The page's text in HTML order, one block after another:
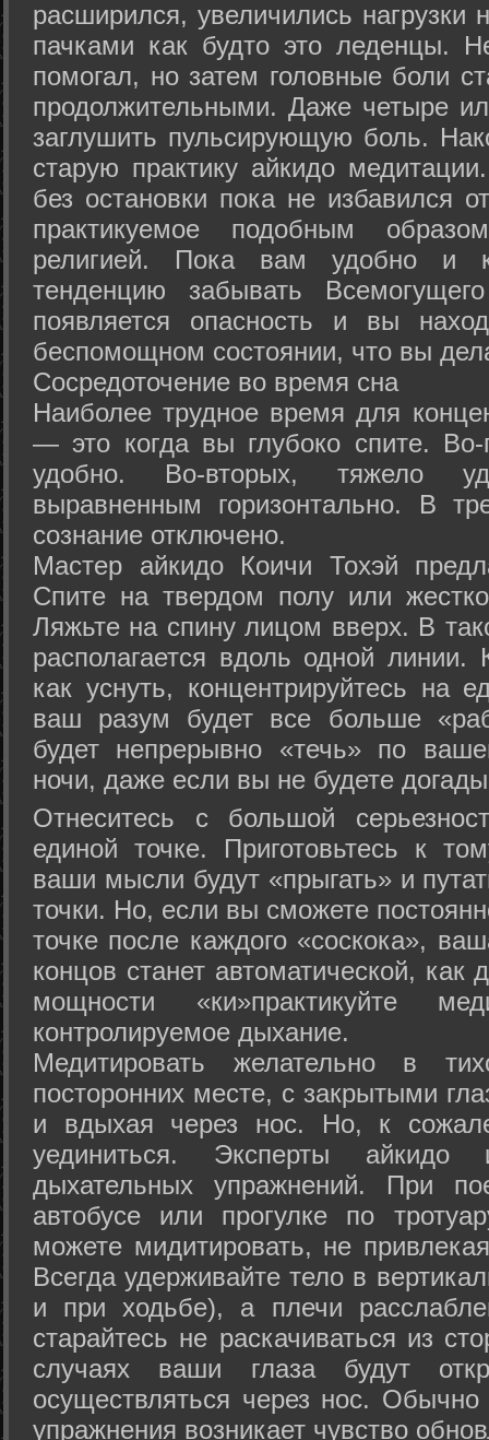
расширился, увеличились нагрузки
пачками как будто это леденцы.
помогал, но затем головные боли
продолжительными. Даже четыре
заглушить пульсирующую боль.
старую практику айкидо
без остановки пока не избавился
практикуемое подобным
религией. Пока вам удобно и
тенденцию забывать
появляется опасность и вы
беспомощном состоянии, что вы
Сосредоточение во время сна
Наиболее трудное время для
— это когда вы глубоко спите.
удобно. Во-вторых, тяжело
выравненным горизонтально. В
сознание отключено.
Мастер айкидо Коичи Тохэй
Спите на твердом полу или
Ляжьте на спину лицом вверх. В
располагается вдоль одной
как уснуть, концентрируйтесь на
ваш разум будет все больше
будет непрерывно «течь» по
ночи, даже если вы не будете
Отнеситесь с большой
единой точке. Приготовьтесь к
ваши мысли будут «прыгать» и
точки. Но, если вы сможете
точке после каждого «соскока»,
концов станет автоматической,
мощности «ки»практикуйте
контролируемое дыхание.
Медитировать желательно в
посторонних месте, с закрытыми
и вдыхая через нос. Но, к
уединиться. Эксперты айкидо
дыхательных упражнений. При
автобусе или прогулке по
можете мидитировать, не
Всегда удерживайте тело в
и при ходьбе), а плечи
старайтесь не раскачиваться из
случаях ваши глаза будут
осуществляться через нос. Обычно
упражнения возникает чувство